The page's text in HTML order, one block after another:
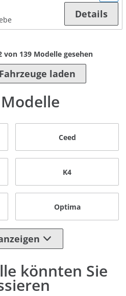
Details
von 139Modelle gesehen
laden
Ceed
K4
Optima
könnten Sie